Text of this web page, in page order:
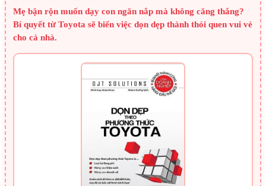
Mẹ bận rộn muốn dạy con ngăn nắp mà không căng thẳng?
Bí quyết từ Toyota sẽ biến việc dọn dẹp thành thói quen vui vẻ
cho cả nhà.